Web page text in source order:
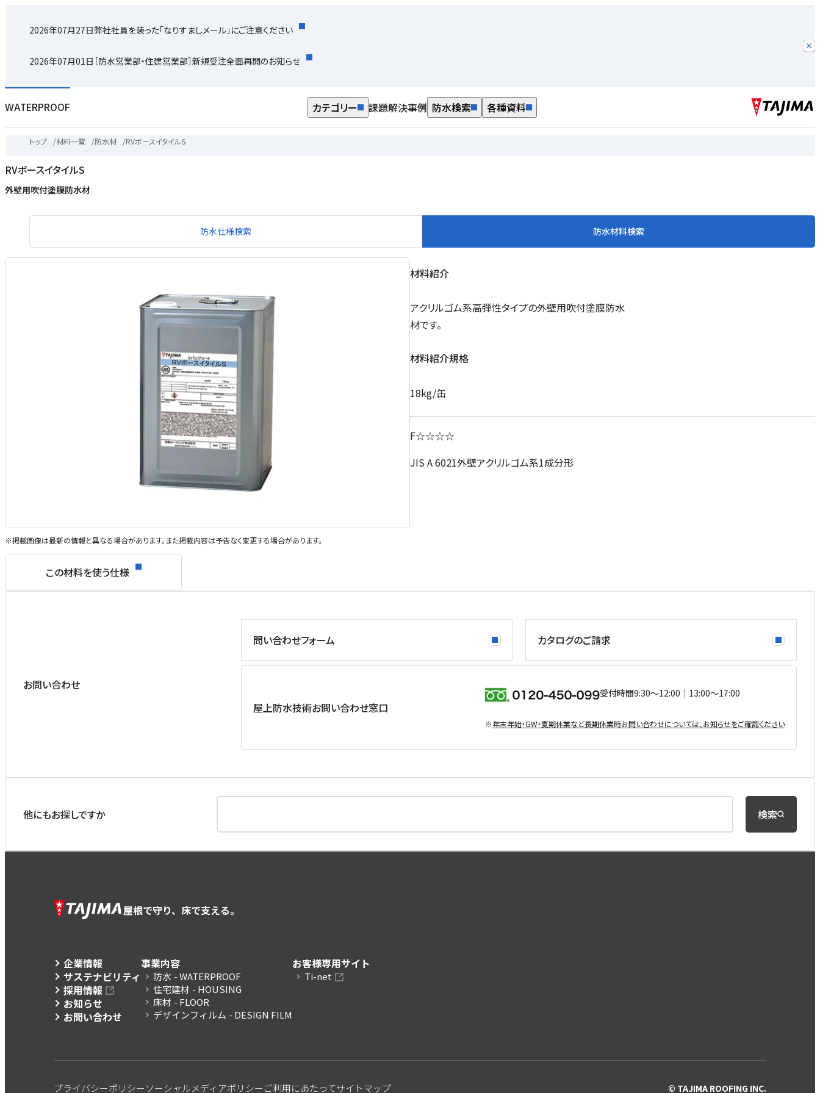
2026年07月27日弊社社員を装った「なりすましメール」にご注意ください
2026年07月01日 ［防水営業部・住建営業部］新規受注全面再開のお知らせ
WATERPROOF カテゴリー 課題解決事例 防水検索 各種資料
トップ /材料一覧 /防水材 /RVボースイタイルS
RVボースイタイルS
外壁用吹付塗膜防水材
防水仕様検索 防水材料検索
※掲載画像は最新の情報と異なる場合があります。また掲載内容は予告なく変更する場合があります。
この材料を使う仕様
材料紹介
アクリルゴム系高弾性タイプの外壁用吹付塗膜防水
材です。
材料紹介規格
18kg/缶
F☆☆☆☆
JIS A 6021外壁アクリルゴム系1成分形
お問い合わせ
問い合わせフォーム カタログのご請求
屋上防水技術お問い合わせ窓口
受付時間9:30〜12:00｜13:00〜17:00
※年末年始・GW・夏期休業など⻑期休業時お問い合わせについては、お知らせをご確認ください
他にもお探しですか 検索
屋根で守り、床で支える。
企業情報
サステナビリティ
採用情報
お知らせ
お問い合わせ
事業内容
防水 - WATERPROOF
住宅建材 - HOUSING
床材 - FLOOR
デザインフィルム - DESIGN FILM
お客様専用サイト
Ti-net
プライバシーポリシーソーシャルメディアポリシーご利用にあたってサイトマップ © TAJIMA ROOFING INC.